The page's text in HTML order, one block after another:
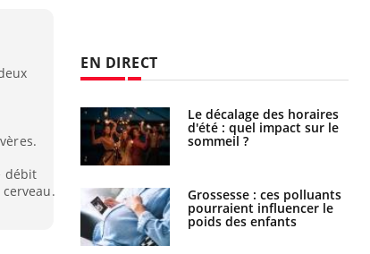
débit
EN DIRECT
Proust"
gluten : les
Le décalage des horaires
d'été : quel impact sur le
sommeil ?
Grossesse : ces polluants
pourraient influencer le
poids des enfants